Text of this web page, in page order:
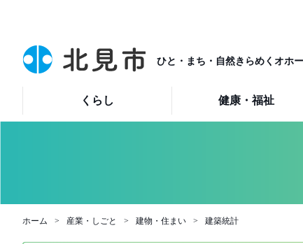
ひと・まち・自然きらめくオホ
くらし 健康・福祉
ホーム 産業・しごと 建物・住まい 建築統計